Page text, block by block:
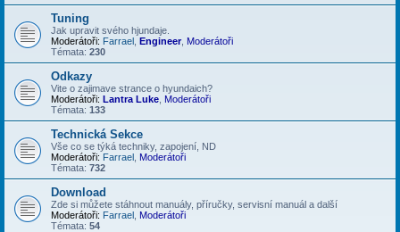
Tuning
Jak upravit svého hjundaje.
Moderátoři: Farrael Engineer, Moderátoři
Témata: 230
Odkazy
Vite o zajimave strance o hyundaich?
Moderátoři: Lantra Luke Moderátoři
Témata: 133
Technická Sekce
Vše co se týká techniky, zapojení, ND
Moderátoři: Farrael Moderátoři
Témata: 732
Download
Zde si můžete stáhnout manuály, příručky, servisní manuál a další
Moderátoři: Farrael Moderátoři
Témata: 54